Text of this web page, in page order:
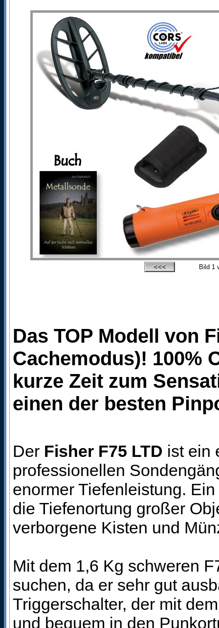
Bild 1
Das TOP Modell von
Cachemodus)! 100%
kurze Zeit zum
einen der besten
Der Fisher F75 LTD ist ein
professionellen
enormer Tiefenleistung.
die Tiefenortung großer
verborgene Kisten und
Mit dem 1,6 Kg schweren
suchen, da er sehr gut
Triggerschalter, der mit
und bequem in den